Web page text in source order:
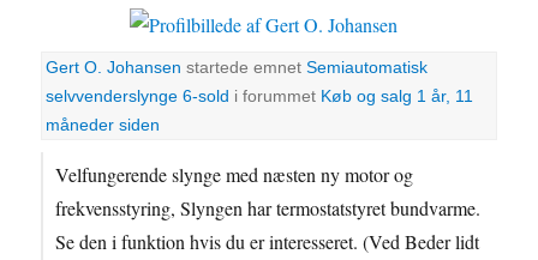
Gert O. Johansen startede emnetSemiautomatisk
selvvenderslynge 6-sold i forummet Køb og salg 1 år, 11
måneder siden
Velfungerende slynge med næsten ny motor og
frekvensstyring, Slyngen har termostatstyret bundvarme.
Se den i funktion hvis du er interesseret. (Ved Beder lidt